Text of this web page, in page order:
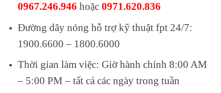
0967.246.946 hoặc 0971.620.836
Đường dây nóng hỗ trợ kỹ thuật fpt 24/7:
1900.6600 – 1800.6000
Thời gian làm việc: Giờ hành chính 8:00 AM
– 5:00 PM – tất cả các ngày trong tuần